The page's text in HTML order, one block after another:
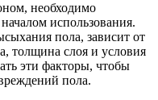
необходимо
использования.
пола, зависит от
толщина слоя и условия
эти факторы, чтобы
пола.